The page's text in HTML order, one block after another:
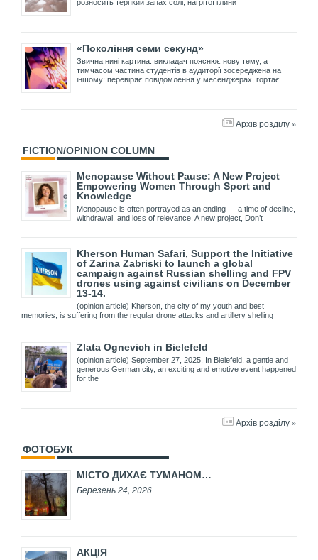
розносить терпкий запах солі, нагрітої глини
«Покоління семи секунд»
Звична нині картина: викладач пояснює нову тему, а
тимчасом частина студентів в аудиторії зосереджена на
іншому: перевіряє повідомлення у месенджерах, гортає
Архів розділу »
FICTION/OPINION COLUMN
Menopause Without Pause: A New Project
Empowering Women Through Sport and
Knowledge
Menopause is often portrayed as an ending — a time of decline,
withdrawal, and loss of relevance. A new project, Don’t
Kherson Human Safari, Support the Initiative
of Zarina Zabriski to launch a global
campaign against Russian shelling and FPV
drones using against civilians on December
13-14.
(opinion article) Kherson, the city of my youth and best
memories, is suffering from the regular drone attacks and artillery shelling
Zlata Ognevich in Bielefeld
(opinion article) September 27, 2025. In Bielefeld, a gentle and
generous German city, an exciting and emotive event happened
for the
Архів розділу »
ФОТОБУК
МІСТО ДИХАЄ ТУМАНОМ…
Березень 24, 2026
АКЦІЯ